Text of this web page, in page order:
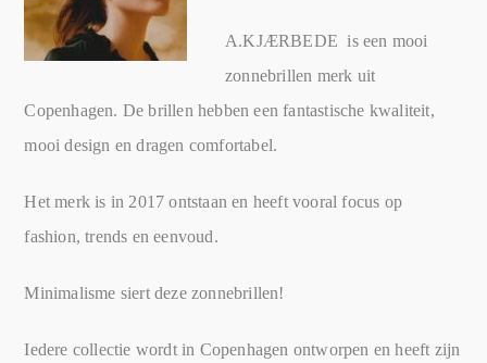
A.KJÆRBEDE is een mooi
zonnebrillen merk uit
Copenhagen. De brillen hebben een fantastische kwaliteit,
mooi design en dragen comfortabel.
Het merk is in 2017 ontstaan en heeft vooral focus op
fashion, trends en eenvoud.
Minimalisme siert deze zonnebrillen!
Iedere collectie wordt in Copenhagen ontworpen en heeft zijn